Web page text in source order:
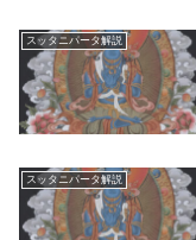
スッタニパータ解説
スッタニパータ解説